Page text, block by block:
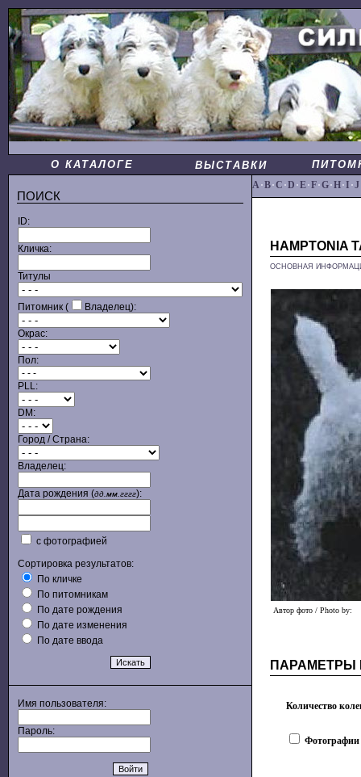
О КАТАЛОГЕ ВЫСТАВКИ
ПОИСК
ID:
Кличка:
Титулы
Питомник ( Владелец):
Окрас:
Пол:
PLL:
DM:
Город / Страна:
Владелец:
Дата рождения (дд.мм.гггг):
с фотографией
Сортировка результатов:
По кличке
По питомникам
По дате рождения
По дате изменения
По дате ввода
Имя пользователя:
Пароль:
A·B·C ·D ·E·F·G·H·I ·J
HAMPTONIA
ОСНОВНАЯ
Автор фото / Photo by:
ПАРАМЕТРЫ
Количество
Фотографии